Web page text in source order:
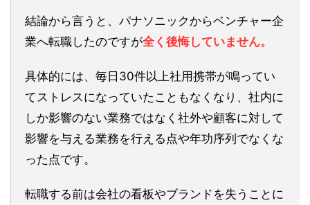
結論から言うと、パナソニックからベンチャー企
業へ転職したのですが全く後悔していません。
具体的には、毎日30件以上社用携帯が鳴ってい
てストレスになっていたこともなくなり、社内に
しか影響のない業務ではなく社外や顧客に対して
影響を与える業務を行える点や年功序列でなくな
った点です。
転職する前は会社の看板やブランドを失うことに